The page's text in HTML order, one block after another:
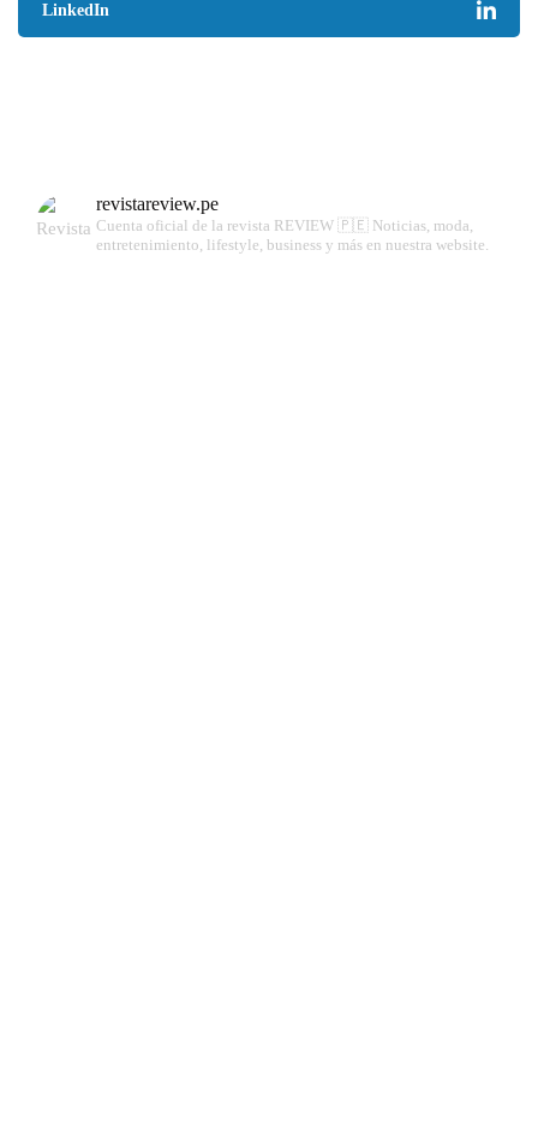
LinkedIn
revistareview.pe
Cuenta oficial de la revista REVIEW 🇵🇪 Noticias, moda,
entretenimiento, lifestyle, business y más en nuestra website.